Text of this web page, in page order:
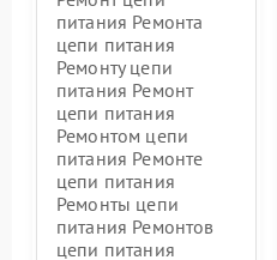
питания Ремонта
цепи питания
Ремонту цепи
питания Ремонт
цепи питания
Ремонтом цепи
питания Ремонте
цепи питания
Ремонты цепи
питания Ремонтов
цепи питания